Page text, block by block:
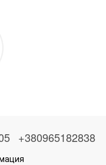
+380965182838